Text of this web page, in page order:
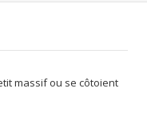
massif ou se côtoient